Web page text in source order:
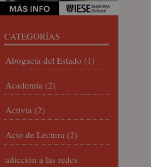
CATEGORÍAS
Abogacía del Estado (1)
Academia (2)
Activia (2)
Acto de Lectura (2)
adicción a las redes